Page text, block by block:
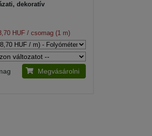
dekoratív
HUF / csomag (1 m)
Megvásárolni